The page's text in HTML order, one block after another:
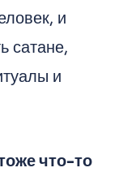
и
сатане,
и
что-то